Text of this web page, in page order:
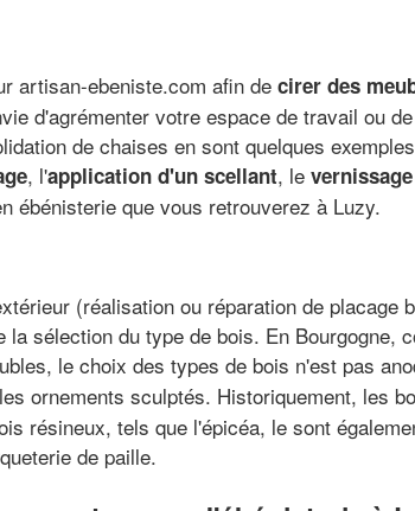
artisan-ebeniste.com afin de cirer des
d'agrémenter votre espace de travail ou
de chaises en sont quelques
, l'application d'un scellant, le
ébénisterie que vous retrouverez à Luzy.
(réalisation ou réparation de placage
sélection du type de bois. En Bourgogne,
le choix des types de bois n'est pas
ornements sculptés. Historiquement, les
résineux, tels que l'épicéa, le sont
de paille.